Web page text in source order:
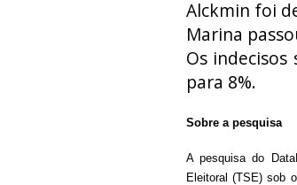
Alckmin foi
Marina
Os
para 8%.
Sobre a pesquisa
A pesquisa do
Eleitoral (TSE) sob